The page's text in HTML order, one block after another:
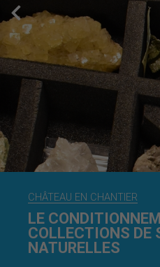
CHÂTEAU EN CHANTIER
LE
COLLECTIONS DE
NATURELLES